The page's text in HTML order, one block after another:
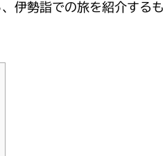
伊勢詣での旅を紹介するも